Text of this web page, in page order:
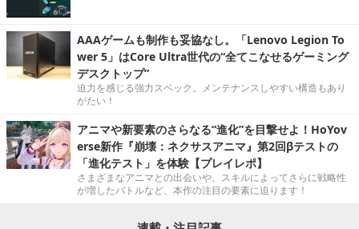
AAAゲームも制作も妥協なし。「Lenovo Legion To
wer 5」はCore Ultra世代の“全てこなせるゲーミング
デスクトップ”
迫力を感じる強力スペック。メンテナンスしやすい構造もあり
がたい！
アニマや新要素のさらなる“進化”を目撃せよ！HoYov
erse新作『崩壊：ネクサスアニマ』第2回βテストの
「進化テスト」を体験【プレイレポ】
さまざまなアニマとの出会いや、スキルによってさらに戦略性
が増したバトルなど、本作の注目の要素に迫ります！